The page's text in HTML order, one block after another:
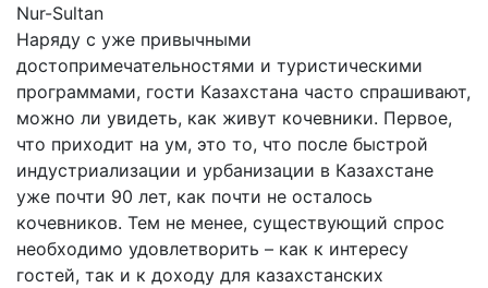
Nur-Sultan
Наряду с уже привычными
достопримечательностями и туристическими
программами, гости Казахстана часто спрашивают,
можно ли увидеть, как живут кочевники. Первое,
что приходит на ум, это то, что после быстрой
индустриализации и урбанизации в Казахстане
уже почти 90 лет, как почти не осталось
кочевников. Тем не менее, существующий спрос
необходимо удовлетворить – как к интересу
гостей, так и к доходу для казахстанских